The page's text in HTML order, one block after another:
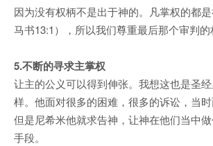
因为没有权柄不是出于神的。凡掌权的都
马书13:1），所以我们尊重最后那个审判的
5.不断的寻求主掌权
让主的公义可以得到伸张。我想这也是圣
样。他面对很多的困难，很多的诉讼，当时
但是尼希米他就求告神，让神在他们当中
手段。